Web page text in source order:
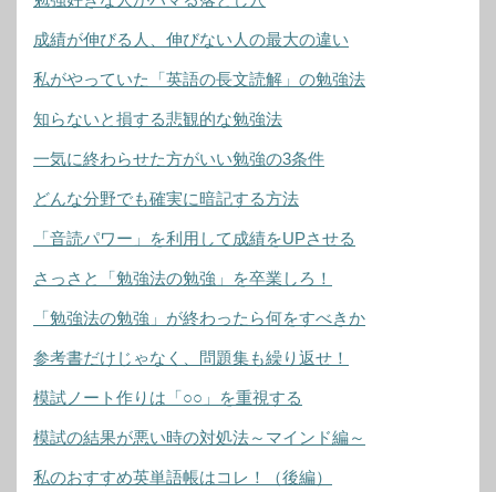
成績が伸びる人、伸びない人の最大の違い
私がやっていた「英語の長文読解」の勉強法
知らないと損する悲観的な勉強法
一気に終わらせた方がいい勉強の3条件
どんな分野でも確実に暗記する方法
「音読パワー」を利用して成績をUPさせる
さっさと「勉強法の勉強」を卒業しろ！
「勉強法の勉強」が終わったら何をすべきか
参考書だけじゃなく、問題集も繰り返せ！
模試ノート作りは「○○」を重視する
模試の結果が悪い時の対処法～マインド編～
私のおすすめ英単語帳はコレ！（後編）